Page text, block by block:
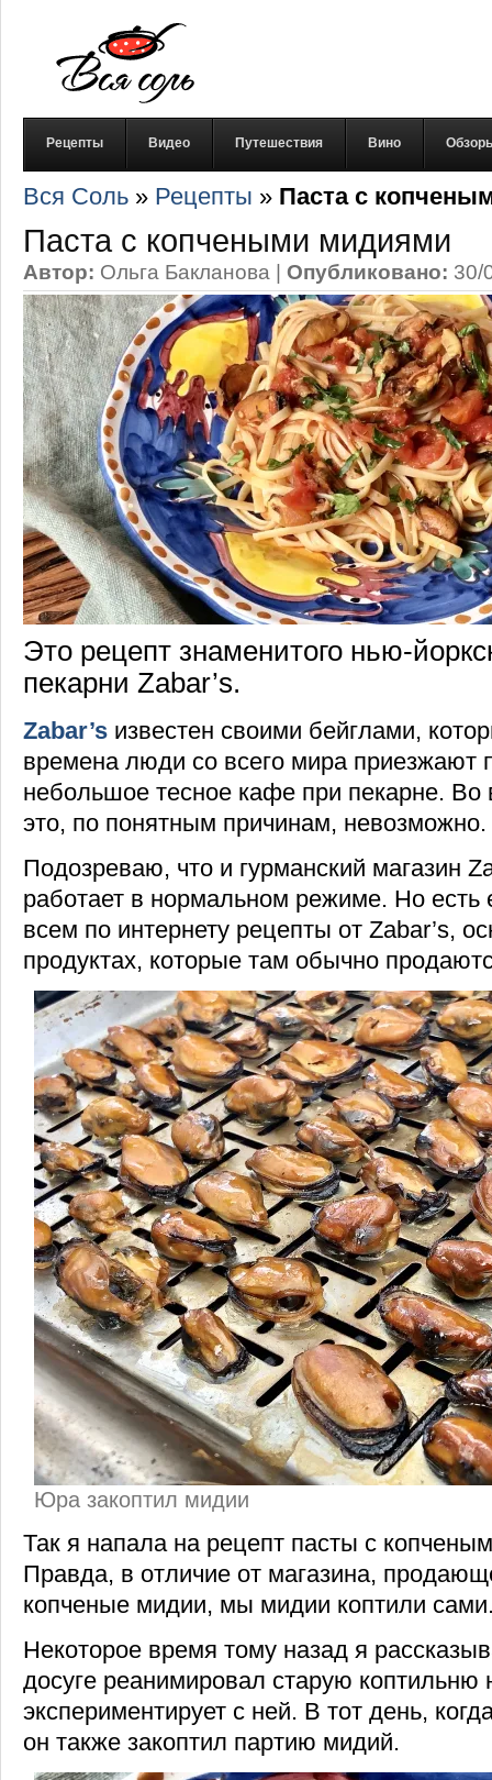
Рецепты Видео Путешествия Вино
Вся Соль » Рецепты » Паста с
Паста с копчеными мидиями
Автор: Ольга Бакланова | Опубликовано: 30/
Это рецепт знаменитого нью-
пекарни Zabar’s.
Zabar’s известен своими бейглами,
времена люди со всего мира приезжают
небольшое тесное кафе при пекарне. Во
это, по понятным причинам, невозможно.
Подозреваю, что и гурманский магазин
работает в нормальном режиме. Но
всем по интернету рецепты от Zabar’s,
продуктах, которые там обычно
Юра закоптил мидии
Так я напала на рецепт пасты с
Правда, в отличие от магазина,
копченые мидии, мы мидии коптили
Некоторое время тому назад я
досуге реанимировал старую коптильню
экспериментирует с ней. В тот день,
он также закоптил партию мидий.